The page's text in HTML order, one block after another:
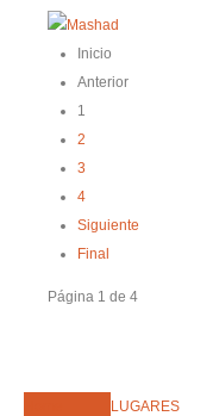
Inicio
Anterior
1
2
3
4
Siguiente
Final
Página 1 de 4
LUGARES